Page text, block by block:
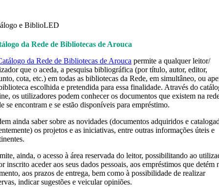
e BiblioLED
da Rede de Bibliotecas de Arouca
da Rede de Bibliotecas de Arouca permite a qualquer leitor/
que o aceda, a pesquisa bibliográfica (por título, autor, editor,
cota, etc.) em todas as bibliotecas da Rede, em simultâneo, ou
escolhida e pretendida para essa finalidade. Através do
os utilizadores podem conhecer os documentos que existem na
se encontram e se estão disponíveis para empréstimo.
ainda saber sobre as novidades (documentos adquiridos e
os projetos e as iniciativas, entre outras informações úteis e
ainda, o acesso à área reservada do leitor, possibilitando ao
inscrito aceder aos seus dados pessoais, aos empréstimos que detém
aos prazos de entrega, bem como à possibilidade de realizar
indicar sugestões e veicular opiniões.